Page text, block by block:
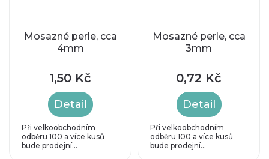
Mosazné perle, cca
4mm
1,50 Kč
Detail
Při velkoobchodním
odběru 100 a více kusů
bude prodejní...
Mosazné perle, cca
3mm
0,72 Kč
Detail
Při velkoobchodním
odběru 100 a více kusů
bude prodejní...